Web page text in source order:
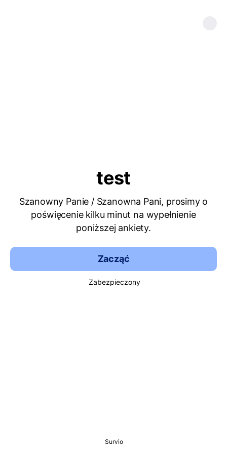
test
Szanowny Panie / Szanowna Pani, prosimy o
poświęcenie kilku minut na wypełnienie
poniższej ankiety.
Zacząć
Zabezpieczony
Survio